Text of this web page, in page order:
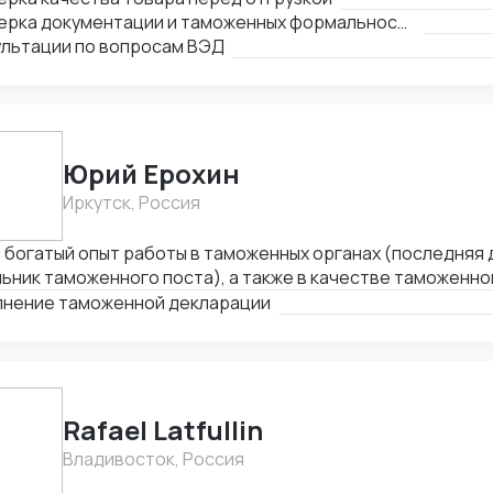
аналитическое мышление. Готова к
Нацелена на стабильное и взаимовыгодное
нормам. - Консультации по вопросам импорта и
Проверка документации и таможенных формальностей
по вопросам ВЭД
Юрий Ерохин
Иркутск, Россия
опыт работы в таможенных органах (последняя
таможенного поста), а также в качестве
образования - таможенное дело и юриспруденция.
таможенной декларации
Rafael Latfullin
Владивосток, Россия